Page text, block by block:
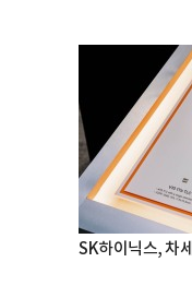
SK하이닉스, 차